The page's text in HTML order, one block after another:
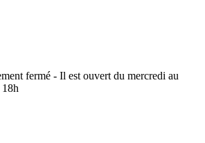
fermé - Il est ouvert du mercredi au